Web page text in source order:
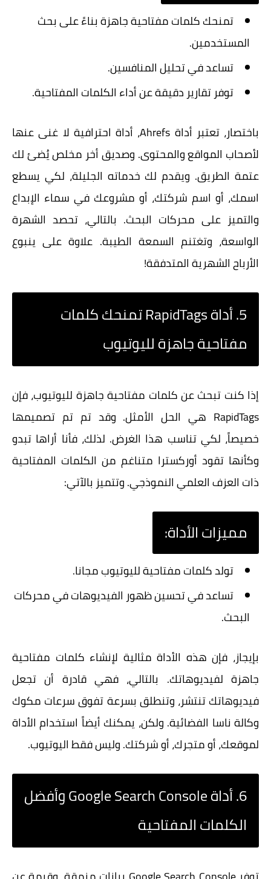
تمنحككلمات مفتاحيةجاهزة بناءً على بحث
المستخدمين.
تساعد في تحليل المنافسين.
توفر تقارير دقيقة عن أداء الكلمات المفتاحية.
باختصار، تعتبر أداة Ahrefs، أداة احترافية لا غنى عنها
لأصحاب المواقع والمحتوى. وصديق أخر مخلص يُضئ لك
عتمة الطريق. ويقدم لك خدماته الجليلة، لكي يسطع
اسمك، أو اسم شركتك، أو مشروعك في سماء الإبداع
والتميز على محركات البحث. بالتالي، تحصد الشهرة
الواسعة، وتغتنم السمعة الطيبة. علاوة على ينبوع
الأرباح الشهرية المتدفقة!
5. أداة RapidTags تمنحك كلمات
مفتاحية جاهزة لليوتيوب
إذا كنت تبحث عن كلمات مفتاحية جاهزة لليوتيوب، فإن
RapidTags هي الحل الأمثل. وقد تم تم تصميمها
خصيصاً، لكي تناسب هذا الغرض. لذلك، فأنا أراها تبدو
وكأنها تقود أوركسترا متناغم من الكلمات المفتاحية
ذات العزف العلمي النموذجي. وتتميز بالآتي:
مميزات الأداة:
تولد كلمات مفتاحية لليوتيوب مجانا.
تساعد في تحسين ظهور الفيديوهات في محركات
البحث.
بإيجاز، فإن هذه الأداة مثالية لإنشاء كلمات مفتاحية
جاهزة لفيديوهاتك. بالتالي، فهي قادرة أن تجعل
فيديوهاتك تنتشر، وتنطلق بسرعة تفوق سرعات مكوك
وكالة ناسا الفضائية. ولكن، يمكنك أيضاً استخدام الأداة
لموقعك، أو متجرك، أو شركتك. وليس فقط اليوتيوب.
6. أداة Google Search Console وأفضل
الكلمات المفتاحية